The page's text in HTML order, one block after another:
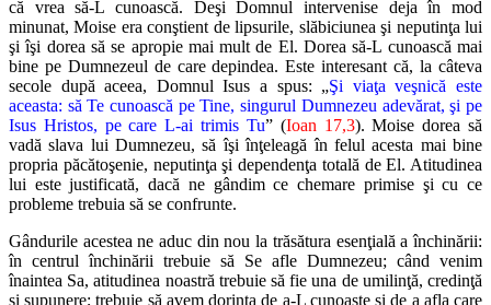
că vrea să-L cunoască. Deşi Domnul intervenise deja în mod
minunat, Moise era conştient de lipsurile, slăbiciunea şi neputinţa lui
şi îşi dorea să se apropie mai mult de El. Dorea să-L cunoască mai
bine pe Dumnezeul de care depindea. Este interesant că, la câteva
secole după aceea, Domnul Isus a spus: „Şi viaţa veşnică este
aceasta: să Te cunoască pe Tine, singurul Dumnezeu adevărat, şi pe
Isus Hristos, pe care L-ai trimis Tu” (Ioan 17,3). Moise dorea să
vadă slava lui Dumnezeu, să îşi înţeleagă în felul acesta mai bine
propria păcătoşenie, neputinţa şi dependenţa totală de El. Atitudinea
lui este justificată, dacă ne gândim ce chemare primise şi cu ce
probleme trebuia să se confrunte.
Gândurile acestea ne aduc din nou la trăsătura esenţială a închinării:
în centrul închinării trebuie să Se afle Dumnezeu; când venim
înaintea Sa, atitudinea noastră trebuie să fie una de umilinţă, credinţă
şi supunere; trebuie să avem dorinţa de a-L cunoaşte şi de a afla care